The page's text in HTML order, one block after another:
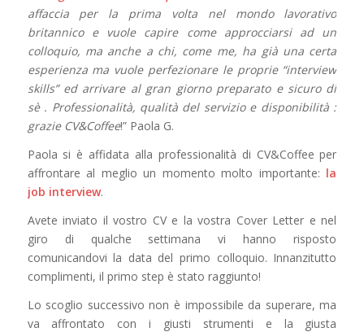
affaccia per la prima volta nel mondo lavorativo
britannico e vuole capire come approcciarsi ad un
colloquio, ma anche a chi, come me, ha già una certa
esperienza ma vuole perfezionare le proprie “interview
skills” ed arrivare al gran giorno preparato e sicuro di
sè . Professionalità, qualità del servizio e disponibilità :
grazie CV&Coffee!” Paola G.
Paola si è affidata alla professionalità di CV&Coffee per
affrontare al meglio un momento molto importante: la
job interview.
Avete inviato il vostro CV e la vostra Cover Letter e nel
giro di qualche settimana vi hanno risposto
comunicandovi la data del primo colloquio. Innanzitutto
complimenti, il primo step è stato raggiunto!
Lo scoglio successivo non è impossibile da superare, ma
va affrontato con i giusti strumenti e la giusta